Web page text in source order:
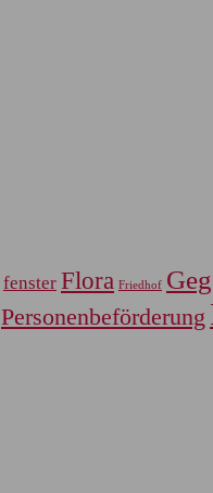
fenster Flora Friedhof
Personenbeförderung